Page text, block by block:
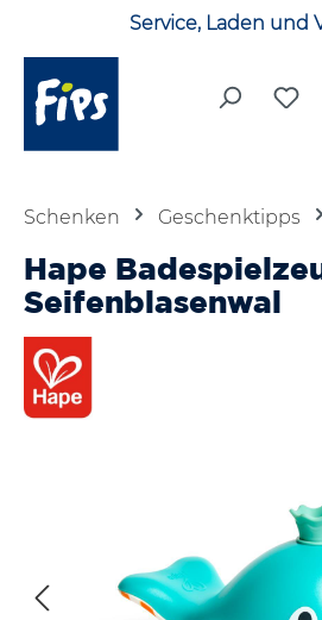
Zum Hauptinhalt springen
Service, Laden und
Schenken Geschenktipps
Hape
Seifenblasenwal